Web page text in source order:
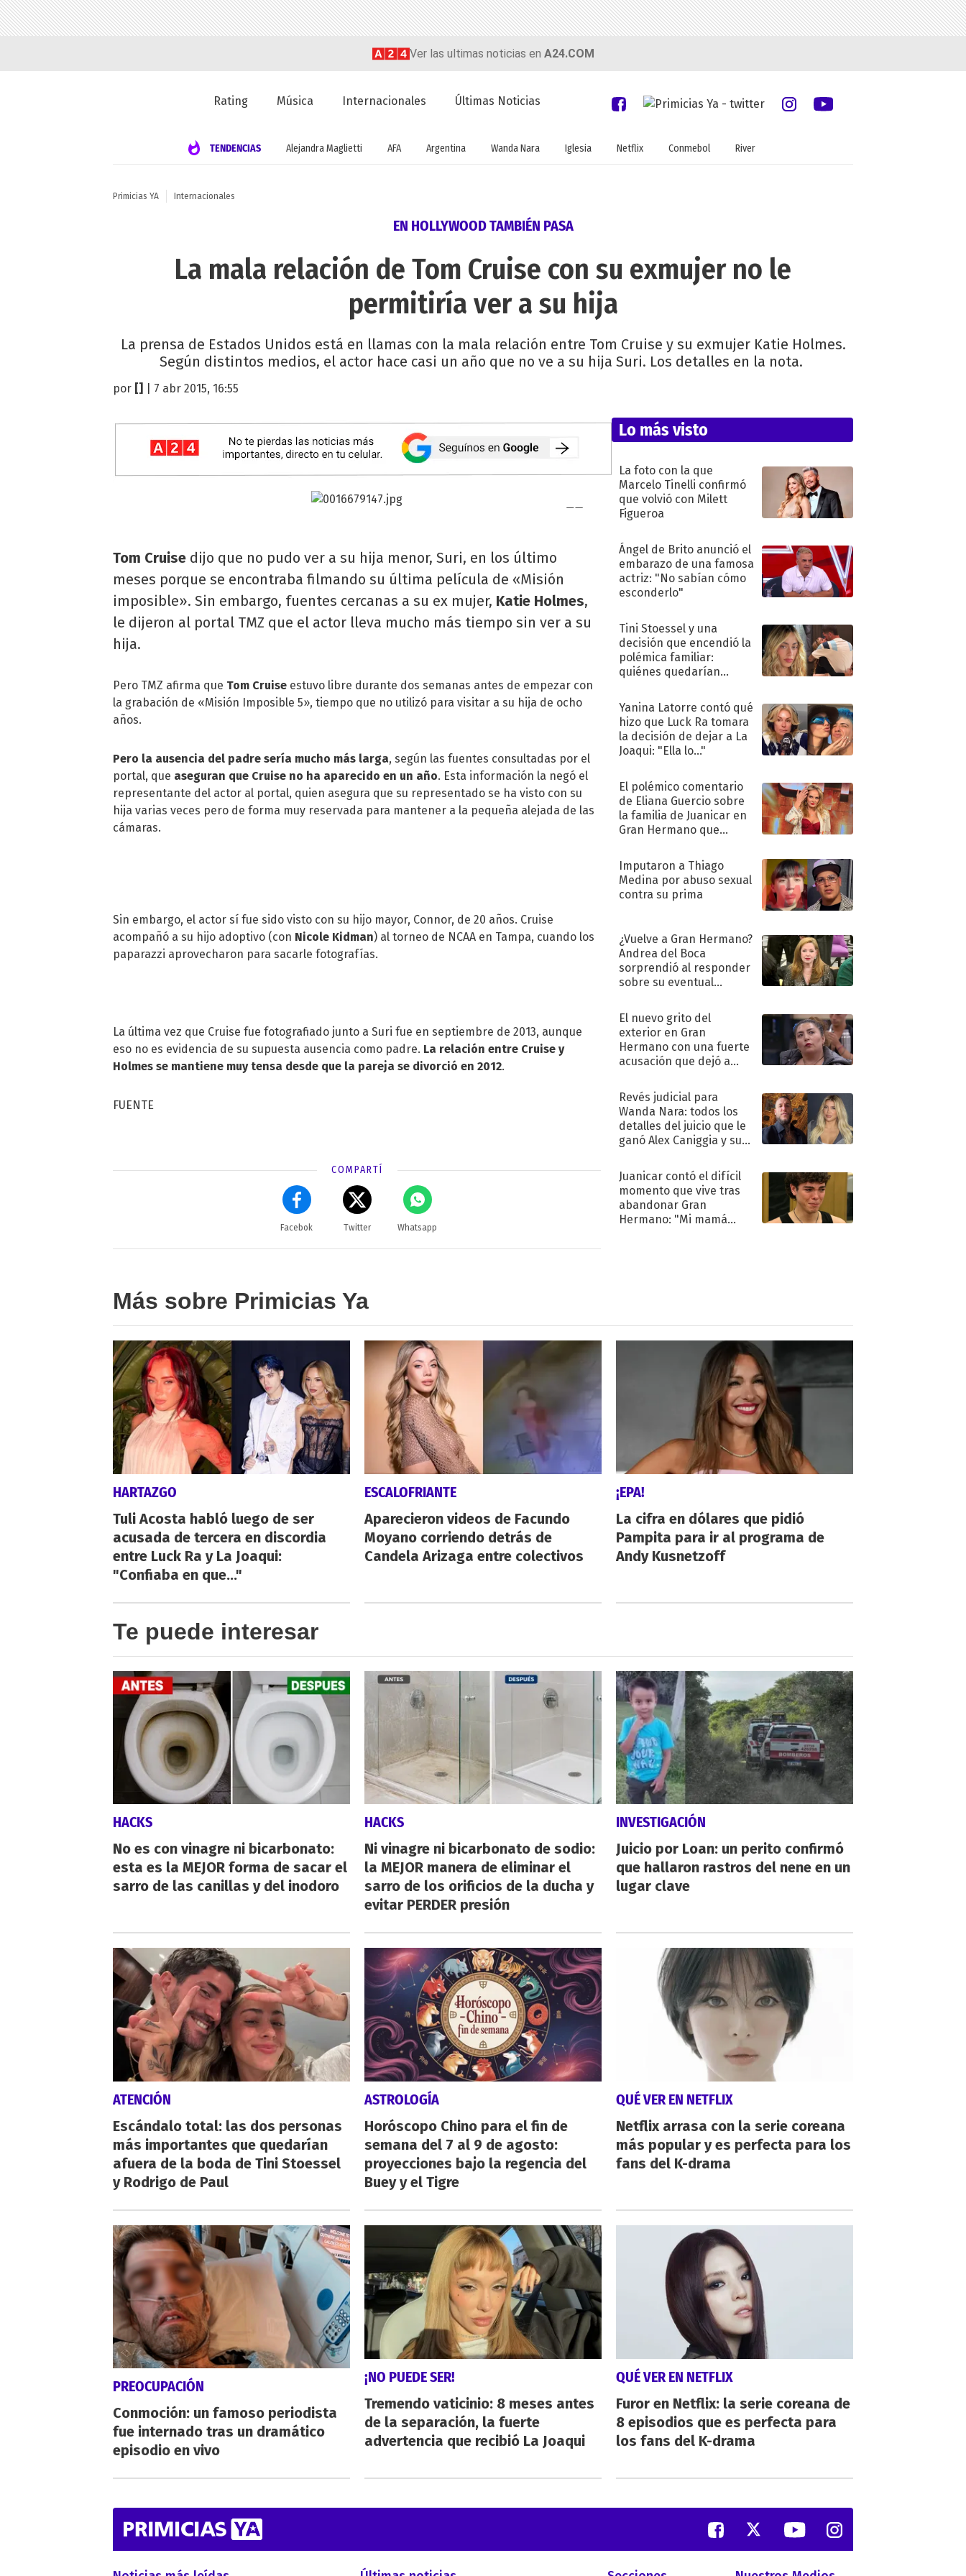
Ver las ultimas noticias en A24.COM
Rating Música Internacionales Últimas Noticias
TENDENCIAS Alejandra Maglietti AFA Argentina Wanda Nara Iglesia Netflix Conmebol River
Primicias YA Internacionales
EN HOLLYWOOD TAMBIÉN PASA
La mala relación de Tom Cruise con su exmujer no le
permitiría ver a su hija
La prensa de Estados Unidos está en llamas con la mala relación entre Tom Cruise y su exmujer Katie Holmes.
Según distintos medios, el actor hace casi un año que no ve a su hija Suri. Los detalles en la nota.
por | 7 abr 2015, 16:55
Tom Cruise dijo que no pudo ver a su hija menor, Suri, en los último
meses porque se encontraba filmando su última película de «Misión
imposible». Sin embargo, fuentes cercanas a su ex mujer, Katie Holmes,
le dijeron al portal TMZ que el actor lleva mucho más tiempo sin ver a su
hija.
Pero TMZ afirma que Tom Cruise estuvo libre durante dos semanas antes de empezar con
la grabación de «Misión Imposible 5», tiempo que no utilizó para visitar a su hija de ocho
años.
Pero la ausencia del padre sería mucho más larga, según las fuentes consultadas por el
portal, que aseguran que Cruise no ha aparecido en un año. Esta información la negó el
representante del actor al portal, quien asegura que su representado se ha visto con su
hija varias veces pero de forma muy reservada para mantener a la pequeña alejada de las
cámaras.
Sin embargo, el actor sí fue sido visto con su hijo mayor, Connor, de 20 años. Cruise
acompañó a su hijo adoptivo (con Nicole Kidman) al torneo de NCAA en Tampa, cuando los
paparazzi aprovecharon para sacarle fotografías.
La última vez que Cruise fue fotografiado junto a Suri fue en septiembre de 2013, aunque
eso no es evidencia de su supuesta ausencia como padre. La relación entre Cruise y
Holmes se mantiene muy tensa desde que la pareja se divorció en 2012.
FUENTE
COMPARTÍ
Facebok Twitter Whatsapp
Lo más visto
La foto con la que
Marcelo Tinelli confirmó
que volvió con Milett
Figueroa
Ángel de Brito anunció el
embarazo de una famosa
actriz: "No sabían cómo
esconderlo"
Tini Stoessel y una
decisión que encendió la
polémica familiar:
quiénes quedarían
Yanina Latorre contó qué
hizo que Luck Ra tomara
la decisión de dejar a La
Joaqui: "Ella lo..."
El polémico comentario
de Eliana Guercio sobre
la familia de Juanicar en
Gran Hermano que
Imputaron a Thiago
Medina por abuso sexual
contra su prima
¿Vuelve a Gran Hermano?
Andrea del Boca
sorprendió al responder
sobre su eventual
El nuevo grito del
exterior en Gran
Hermano con una fuerte
acusación que dejó a
"Traidora"
Revés judicial para
Wanda Nara: todos los
detalles del juicio que le
ganó Alex Caniggia y sus
Juanicar contó el difícil
momento que vive tras
abandonar Gran
Hermano: "Mi mamá
Más sobre Primicias Ya
HARTAZGO
Tuli Acosta habló luego de ser
acusada de tercera en discordia
entre Luck Ra y La Joaqui:
"Confiaba en que..."
ESCALOFRIANTE
Aparecieron videos de Facundo
Moyano corriendo detrás de
Candela Arizaga entre colectivos
¡EPA!
La cifra en dólares que pidió
Pampita para ir al programa de
Andy Kusnetzoff
Te puede interesar
HACKS
No es con vinagre ni bicarbonato:
esta es la MEJOR forma de sacar el
sarro de las canillas y del inodoro
HACKS
Ni vinagre ni bicarbonato de sodio:
la MEJOR manera de eliminar el
sarro de los orificios de la ducha y
evitar PERDER presión
INVESTIGACIÓN
Juicio por Loan: un perito confirmó
que hallaron rastros del nene en un
lugar clave
ATENCIÓN
Escándalo total: las dos personas
más importantes que quedarían
afuera de la boda de Tini Stoessel
y Rodrigo de Paul
ASTROLOGÍA
Horóscopo Chino para el fin de
semana del 7 al 9 de agosto:
proyecciones bajo la regencia del
Buey y el Tigre
QUÉ VER EN NETFLIX
Netflix arrasa con la serie coreana
más popular y es perfecta para los
fans del K-drama
PREOCUPACIÓN
Conmoción: un famoso periodista
fue internado tras un dramático
episodio en vivo
¡NO PUEDE SER!
Tremendo vaticinio: 8 meses antes
de la separación, la fuerte
advertencia que recibió La Joaqui
QUÉ VER EN NETFLIX
Furor en Netflix: la serie coreana de
8 episodios que es perfecta para
los fans del K-drama